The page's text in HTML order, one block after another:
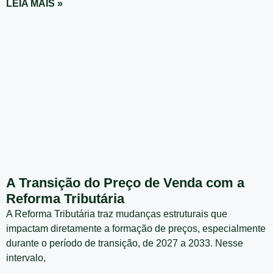
LEIA MAIS »
A Transição do Preço de Venda com a
Reforma Tributária
A Reforma Tributária traz mudanças estruturais que
impactam diretamente a formação de preços, especialmente
durante o período de transição, de 2027 a 2033. Nesse
intervalo,